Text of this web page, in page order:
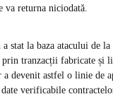
va returna niciodată.
a stat la baza atacului de
tranzacții fabricate și
devenit astfel o linie de
verificabile